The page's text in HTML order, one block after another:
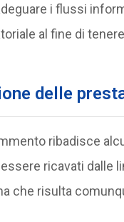
i flussi
al fine di
delle
ribadisce
ricavati dalle
che risulta